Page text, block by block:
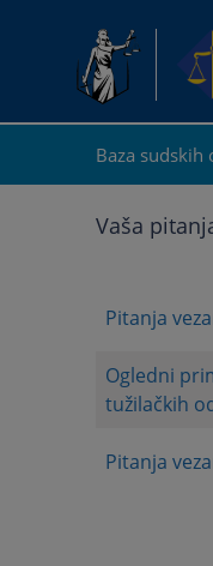
Baza sudskih
Vaša
Pitanja
Ogledni
tužilačkih
Pitanja